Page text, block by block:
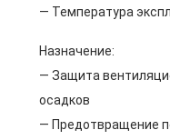
— Температура
Назначение:
— Защита
осадков
— Предотвращение